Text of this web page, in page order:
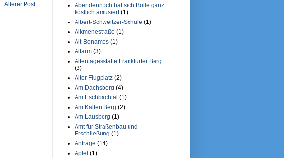
Älterer Post
Aber dennoch hat sich Bolle ganz
köstlich amüsiert (1)
Albert-Schweitzer-Schule (1)
Alkmenestraße (1)
Alt-Bonames (1)
Altarm (3)
Altentagesstätte Frankfurter Berg
(3)
Alter Flugplatz (2)
Am Dachsberg (4)
Am Eschbachtal (1)
Am Kalten Berg (2)
Am Lausberg (1)
Amt für Straßenbau und
Erschließung (1)
Anträge (14)
Apfel (1)